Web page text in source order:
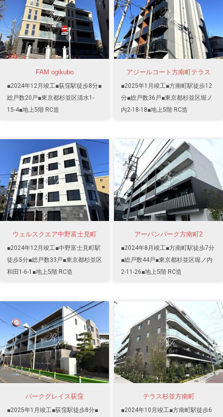
FAM ogikubo
■2024年12月竣工■荻窪駅徒歩8分■
総戸数20戸■東京都杉並区清水1-
15-4■地上5階 RC造
アジールコート方南町テラス
■2025年1月竣工■方南町駅徒歩12
分■総戸数36戸■東京都杉並区堀ノ
内2-18-18■地上5階 RC造
ウェルスクエア中野富士見町
■2024年12月竣工■中野富士見町駅
徒歩5分■総戸数33戸■東京都杉並区
和田1-6-1■地上5階 RC造
アーバンパーク方南町2
■2024年8月竣工■方南町駅徒歩7分
■総戸数44戸■東京都杉並区堀ノ内
2-11-26■地上5階 RC造
パークグレイス荻窪
■2025年1月竣工■荻窪駅徒歩8分■
テラス杉並方南町
■2024年10月竣工■方南町駅徒歩6